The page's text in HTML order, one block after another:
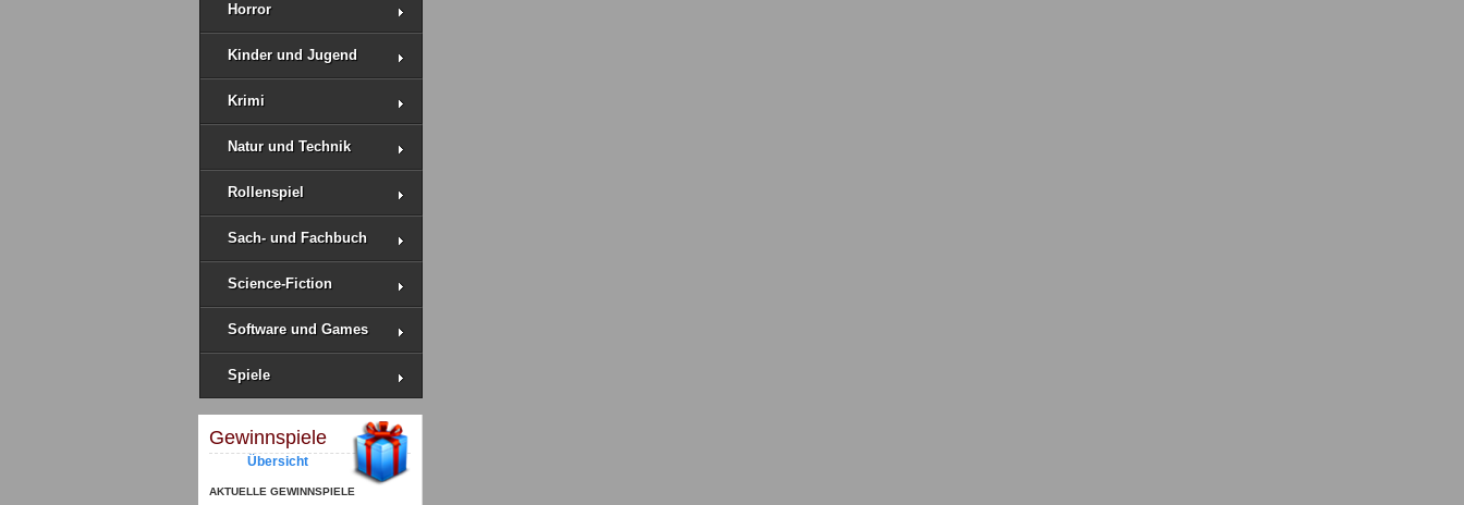
Horror
Kinder und Jugend
Krimi
Natur und Technik
Rollenspiel
Sach- und Fachbuch
Science-Fiction
Software und Games
Spiele
Gewinnspiele
Übersicht
AKTUELLE GEWINNSPIELE